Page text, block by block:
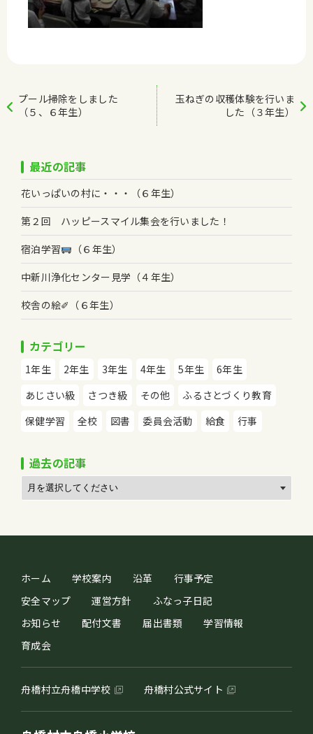
プール掃除をしました
（５、６年生）
玉ねぎの収穫体験を行いま
した（３年生）
最近の記事
花いっぱいの村に・・・（６年生）
第２回 ハッピースマイル集会を行いました！
宿泊学習
（６年生）
中新川浄化センター見学（４年生）
校舎の絵✐（６年生）
カテゴリー
1年生 2年生 3年生 4年生 5年生
6年生
あじさい級
さつき級 その他
ふるさとづくり教育
保健学習
全校 図書 委員会活動 給食 行事
過去の記事
ホーム 学校案内 沿革
行事予定
安全マップ
運営方針
ふなっ子日記
お知らせ
配付文書 届出書類
学習情報
育成会
舟橋村立舟橋中学校 舟橋村公式サイト